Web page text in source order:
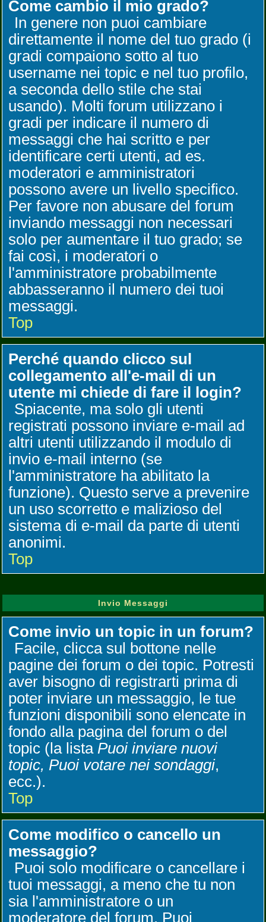
Come cambio il mio grado?
In genere non puoi cambiare
direttamente il nome del tuo grado (i
gradi compaiono sotto al tuo
username nei topic e nel tuo profilo,
a seconda dello stile che stai
usando). Molti forum utilizzano i
gradi per indicare il numero di
messaggi che hai scritto e per
identificare certi utenti, ad es.
moderatori e amministratori
possono avere un livello specifico.
Per favore non abusare del forum
inviando messaggi non necessari
solo per aumentare il tuo grado; se
fai così, i moderatori o
l'amministratore probabilmente
abbasseranno il numero dei tuoi
messaggi.
Top
Perché quando clicco sul
collegamento all'e-mail di un
utente mi chiede di fare il login?
Spiacente, ma solo gli utenti
registrati possono inviare e-mail ad
altri utenti utilizzando il modulo di
invio e-mail interno (se
l'amministratore ha abilitato la
funzione). Questo serve a prevenire
un uso scorretto e malizioso del
sistema di e-mail da parte di utenti
anonimi.
Top
Invio Messaggi
Come invio un topic in un forum?
Facile, clicca sul bottone nelle
pagine dei forum o dei topic. Potresti
aver bisogno di registrarti prima di
poter inviare un messaggio, le tue
funzioni disponibili sono elencate in
fondo alla pagina del forum o del
topic (la lista Puoi inviare nuovi
topic, Puoi votare nei sondaggi,
ecc.).
Top
Come modifico o cancello un
messaggio?
Puoi solo modificare o cancellare i
tuoi messaggi, a meno che tu non
sia l'amministratore o un
moderatore del forum. Puoi